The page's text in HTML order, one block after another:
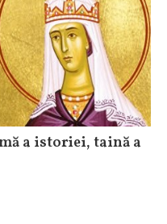
a istoriei, taină a